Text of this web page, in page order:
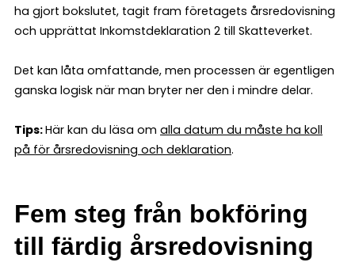
ha gjort bokslutet, tagit fram företagets årsredovisning
och upprättat Inkomstdeklaration 2 till Skatteverket.
Det kan låta omfattande, men processen är egentligen
ganska logisk när man bryter ner den i mindre delar.
Tips:Här kan du läsa om alla datum du måste ha koll
på för årsredovisning och deklaration.
Fem steg från bokföring
till färdig årsredovisning